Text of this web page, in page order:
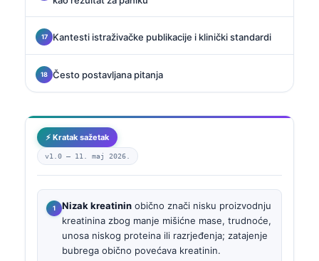
Kantesti istraživačke publikacije i klinički standardi
Često postavljana pitanja
⚡ Kratak sažetak
v1.0 — 11. maj 2026.
Nizak kreatinin obično znači nisku proizvodnju
kreatinina zbog manje mišićne mase, trudnoće,
unosa niskog proteina ili razrjeđenja; zatajenje
bubrega obično povećava kreatinin.